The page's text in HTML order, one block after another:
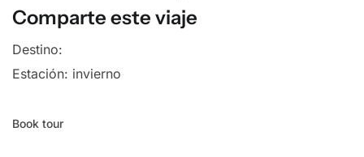
Comparte este viaje
Destino:
Estación: invierno
Book tour